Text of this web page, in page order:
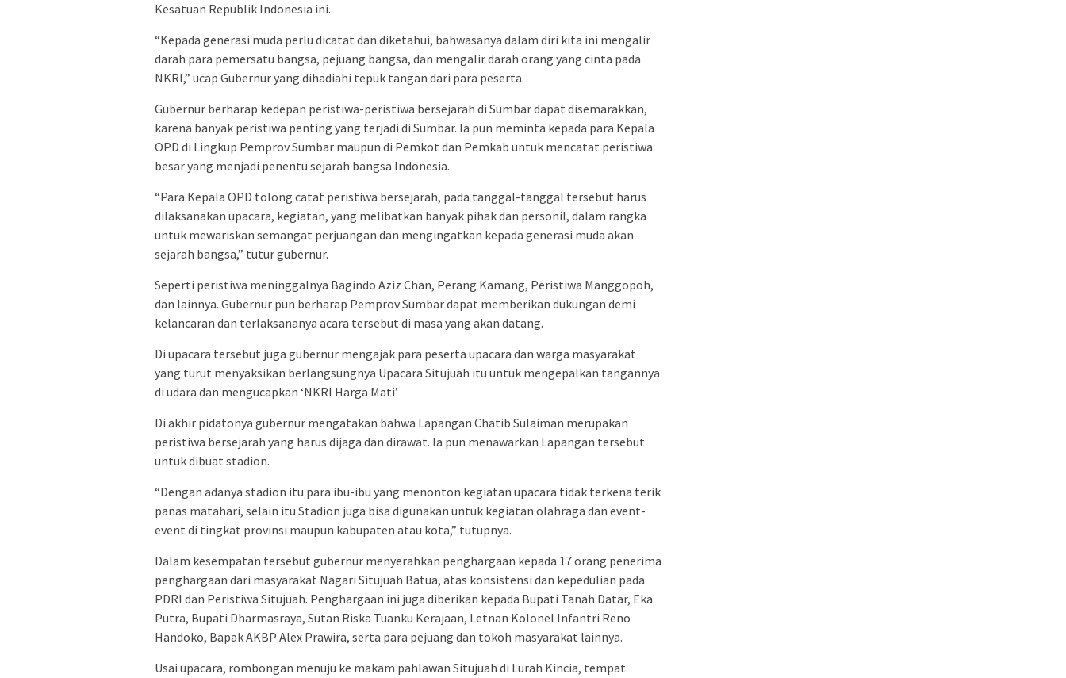
Kesatuan Republik Indonesia ini.
“Kepada generasi muda perlu dicatat dan diketahui, bahwasanya dalam diri kita ini mengalir
darah para pemersatu bangsa, pejuang bangsa, dan mengalir darah orang yang cinta pada
NKRI,” ucap Gubernur yang dihadiahi tepuk tangan dari para peserta.
Gubernur berharap kedepan peristiwa-peristiwa bersejarah di Sumbar dapat disemarakkan,
karena banyak peristiwa penting yang terjadi di Sumbar. Ia pun meminta kepada para Kepala
OPD di Lingkup Pemprov Sumbar maupun di Pemkot dan Pemkab untuk mencatat peristiwa
besar yang menjadi penentu sejarah bangsa Indonesia.
“Para Kepala OPD tolong catat peristiwa bersejarah, pada tanggal-tanggal tersebut harus
dilaksanakan upacara, kegiatan, yang melibatkan banyak pihak dan personil, dalam rangka
untuk mewariskan semangat perjuangan dan mengingatkan kepada generasi muda akan
sejarah bangsa,” tutur gubernur.
Seperti peristiwa meninggalnya Bagindo Aziz Chan, Perang Kamang, Peristiwa Manggopoh,
dan lainnya. Gubernur pun berharap Pemprov Sumbar dapat memberikan dukungan demi
kelancaran dan terlaksananya acara tersebut di masa yang akan datang.
Di upacara tersebut juga gubernur mengajak para peserta upacara dan warga masyarakat
yang turut menyaksikan berlangsungnya Upacara Situjuah itu untuk mengepalkan tangannya
di udara dan mengucapkan ‘NKRI Harga Mati’
Di akhir pidatonya gubernur mengatakan bahwa Lapangan Chatib Sulaiman merupakan
peristiwa bersejarah yang harus dijaga dan dirawat. Ia pun menawarkan Lapangan tersebut
untuk dibuat stadion.
“Dengan adanya stadion itu para ibu-ibu yang menonton kegiatan upacara tidak terkena terik
panas matahari, selain itu Stadion juga bisa digunakan untuk kegiatan olahraga dan event-
event di tingkat provinsi maupun kabupaten atau kota,” tutupnya.
Dalam kesempatan tersebut gubernur menyerahkan penghargaan kepada 17 orang penerima
penghargaan dari masyarakat Nagari Situjuah Batua, atas konsistensi dan kepedulian pada
PDRI dan Peristiwa Situjuah. Penghargaan ini juga diberikan kepada Bupati Tanah Datar, Eka
Putra, Bupati Dharmasraya, Sutan Riska Tuanku Kerajaan, Letnan Kolonel Infantri Reno
Handoko, Bapak AKBP Alex Prawira, serta para pejuang dan tokoh masyarakat lainnya.
Usai upacara, rombongan menuju ke makam pahlawan Situjuah di Lurah Kincia, tempat